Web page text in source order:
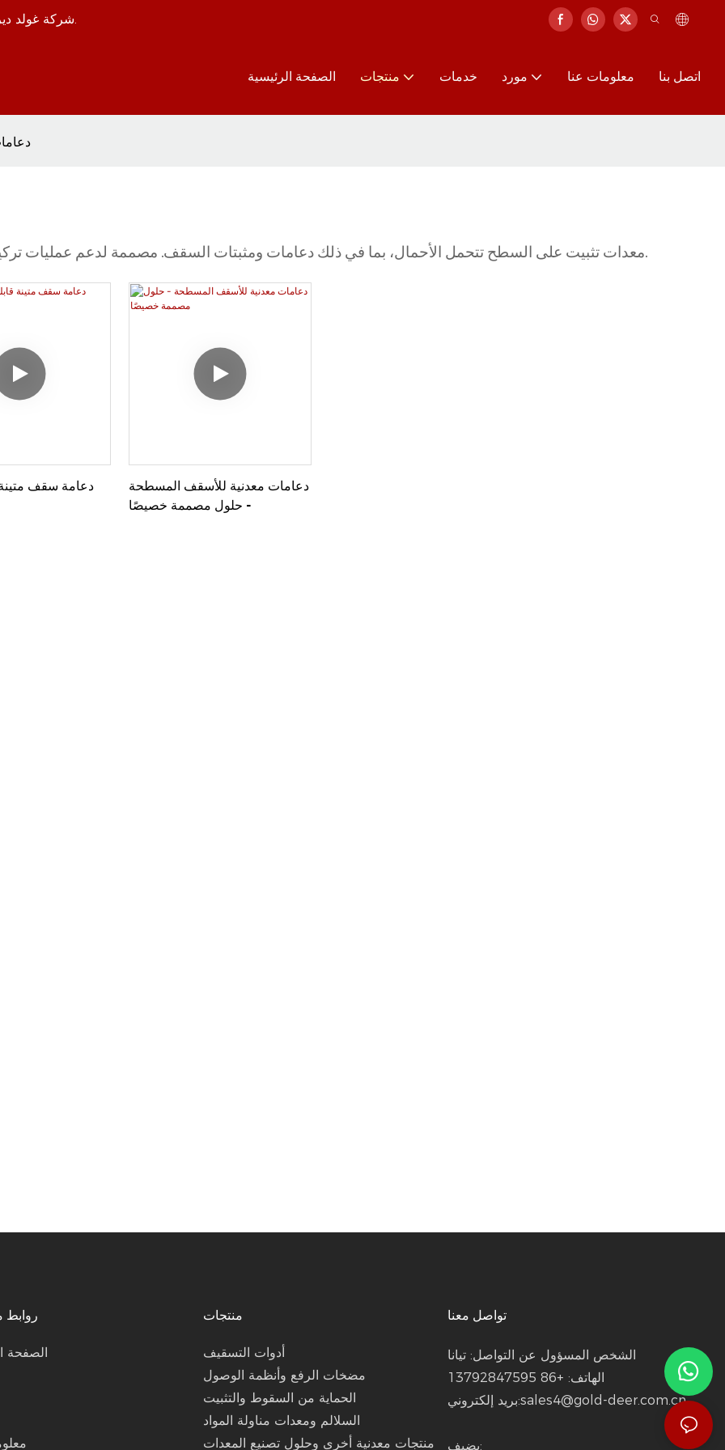
شركة غولد دير هي مصنع لتصنيع ومعالجة الأدوات المعدنية منذ أكثر من 20 عامًا.
الصفحة الرئيسية منتجات خدمات مورد معلومات عنا اتصل بنا
معدات تثبيت على السطح تتحمل الأحمال، بما في ذلك دعامات ومثبتات السقف. مصممة لدعم عمليات تركيب الأسقف الآمنة والاستقرار الهيكلي أثناء أعمال التركيب.
دعامة سقف متينة
دعامات معدنية للأسقف المسطحة
- حلول مصممة خصيصًا
الصفحة
منتجات
أدوات التسقيف
مضخات الرفع وأنظمة الوصول
الحماية من السقوط والتثبيت
السلالم ومعدات مناولة المواد
منتجات معدنية أخرى وحلول تصنيع المعدات
تواصل معنا
الشخص المسؤول عن التواصل: تيانا
الهاتف: +86 13792847595
بريد إلكتروني:sales4@gold-deer.com.cn
يضيف: